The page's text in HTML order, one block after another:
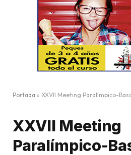
Portada » XXVII Meeting Paralímpico-
XXVII Meeting
Paralímpico-